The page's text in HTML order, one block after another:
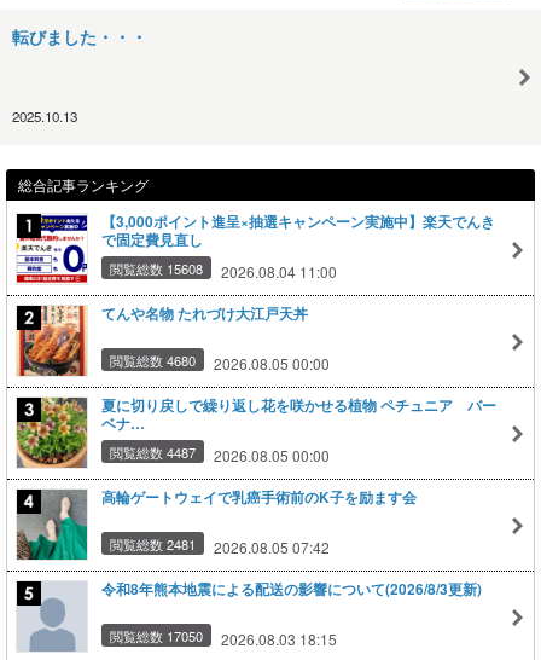
転びました・・・
2025.10.13
総合記事ランキング
【3,000ポイント進呈×抽選キャンペーン実施中】楽天でんき
で固定費見直し
閲覧総数 15608 2026.08.04 11:00
てんや名物 たれづけ大江戸天丼
閲覧総数 4680 2026.08.05 00:00
夏に切り戻しで繰り返し花を咲かせる植物 ペチュニア バー
ベナ…
閲覧総数 4487 2026.08.05 00:00
高輪ゲートウェイで乳癌手術前のK子を励ます会
閲覧総数 2481 2026.08.05 07:42
令和8年熊本地震による配送の影響について(2026/8/3更新)
閲覧総数 17050 2026.08.03 18:15